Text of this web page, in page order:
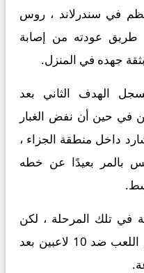
في سندرلاند ، روس
طريق عودته من إصابة
جهده في المنزل.
الهدف الثاني بعد
في حين أن نفض الغبار
داخل منطقة الجزاء ،
بالمر بعيدًا عن خطه
تلك المرحلة ، لكن
الزائرين اعتقدوا أنه كان عليهم اللعب ضد 10 لاعبين بعد